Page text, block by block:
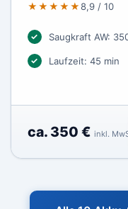
★★★★★8,9 / 10
Saugkraft AW:
Laufzeit: 45 min
ca. 350 € inkl.